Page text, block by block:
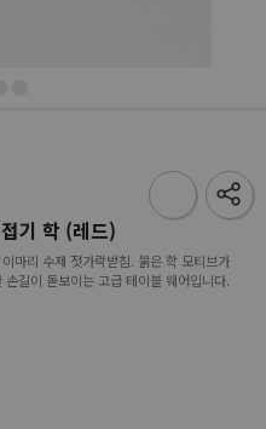
기 학 (레드)
마리 수제 젓가락받침. 붉은 학 모티브가
길이 돋보이는 고급 테이블 웨어입니다.